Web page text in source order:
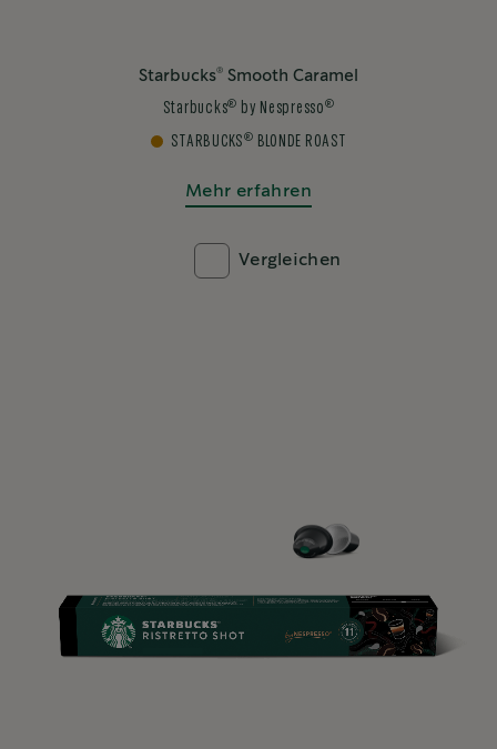
Starbucks® Smooth Caramel
Starbucks® by Nespresso ®
STARBUCKS® BLONDE ROAST
Mehr erfahren
Vergleichen